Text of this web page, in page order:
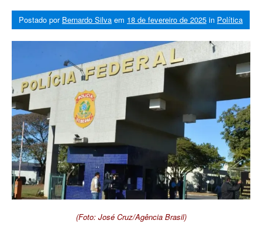
Postado por Bernardo Silva em 18 de fevereiro de 2025 in Política
(Foto: José Cruz/Agência Brasil)